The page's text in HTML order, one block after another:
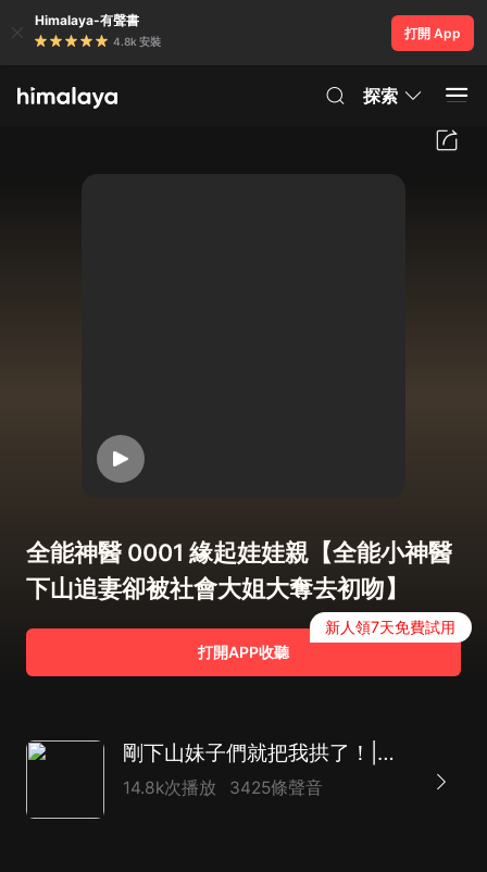
Himalaya-有聲書
4.8k 安裝
打開 App
探索
全能神醫 0001 緣起娃娃親【全能小神醫
下山追妻卻被社會大姐大奪去初吻】
打開APP收聽
新人領7天免費試用
剛下山妹子們就把我拱了！|全能神醫||藍冰演播
14.8k次播放 3425條聲音